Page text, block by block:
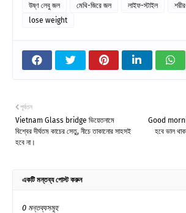
উষ্ণ লেবু জল মেথি-জিরে জল লাইফ-স্টাইল
lose weight
Good
হবে ভাল
পূর্বতন
Vietnam Glass bridge ভিয়েতনামে
বিশ্বের দীর্ঘতম কাচের সেতু, নীচে তাকানোর সাহসই
হবে না।
একটি মন্তব্য পোস্ট করুন
0 মন্তব্যসমূহ